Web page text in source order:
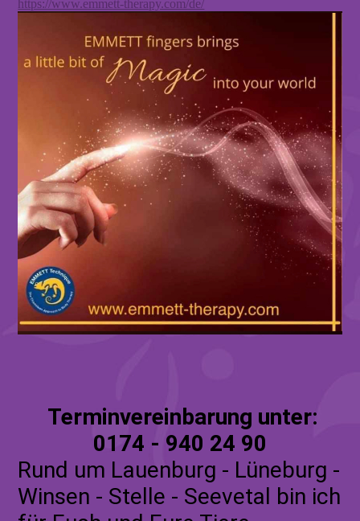
https://www.emmett-therapy.com/de/
Terminvereinbarung unter:
0174 - 940 24 90
Rund um Lauenburg - Lüneburg -
Winsen - Stelle - Seevetal bin ich